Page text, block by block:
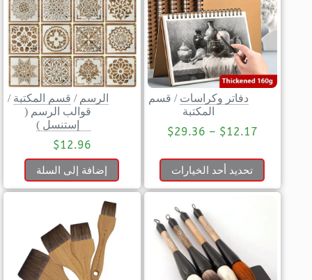
دفاتر وكراسات / قسم
المكتبة
$12.17
–
$29.36
تحديد أحد الخيارات
الرسم / قسم المكتبة /
قوالب الرسم (
إستنسل )
$12.96
إضافة إلى السلة